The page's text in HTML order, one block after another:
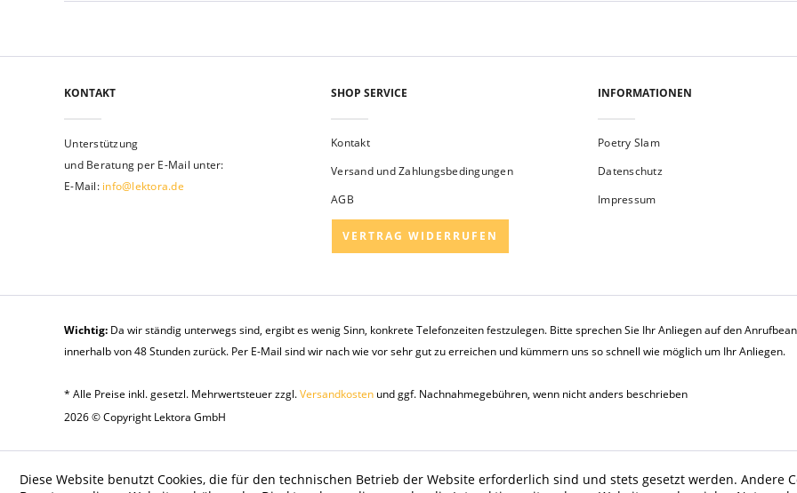
KONTAKT
Unterstützung
und Beratung per E-Mail unter:
E-Mail: info@lektora.de
SHOP SERVICE
Kontakt
Versand und Zahlungsbedingungen
AGB
VERTRAG WIDERRUFEN
INFORMATIONEN
Poetry Slam
Datenschutz
Impressum
Wichtig: Da wir ständig unterwegs sind, ergibt es wenig Sinn, konkrete Telefonzeiten festzulegen. Bitte sprechen Sie Ihr Anliegen auf den
innerhalb von 48 Stunden zurück. Per E-Mail sind wir nach wie vor sehr gut zu erreichen und kümmern uns so schnell wie möglich um Ihr Anliegen.
* Alle Preise inkl. gesetzl. Mehrwertsteuer zzgl.Versandkosten und ggf. Nachnahmegebühren, wenn nicht anders beschrieben
2026 © Copyright Lektora GmbH
Diese Website benutzt Cookies, die für den technischen Betrieb der Website erforderlich sind und stets gesetzt werden. Andere